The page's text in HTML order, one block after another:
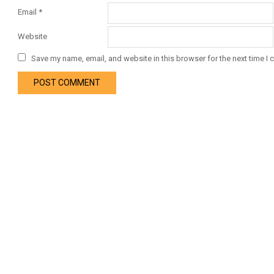
Email *
Website
Save my name, email, and website in this browser for the next time I